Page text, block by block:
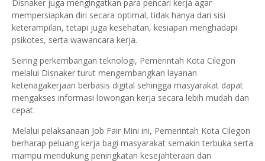
Disnaker juga mengingatkan para pencari kerja agar
mempersiapkan diri secara optimal, tidak hanya dari sisi
keterampilan, tetapi juga kesehatan, kesiapan menghadapi
psikotes, serta wawancara kerja.
Seiring perkembangan teknologi, Pemerintah Kota Cilegon
melalui Disnaker turut mengembangkan layanan
ketenagakerjaan berbasis digital sehingga masyarakat dapat
mengakses informasi lowongan kerja secara lebih mudah dan
cepat.
Melalui pelaksanaan Job Fair Mini ini, Pemerintah Kota Cilegon
berharap peluang kerja bagi masyarakat semakin terbuka serta
mampu mendukung peningkatan kesejahteraan dan